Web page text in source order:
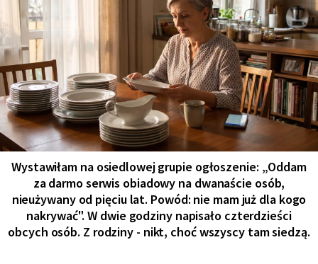
Wystawiłam na osiedlowej grupie ogłoszenie: „Oddam
za darmo serwis obiadowy na dwanaście osób,
nieużywany od pięciu lat. Powód: nie mam już dla kogo
nakrywać". W dwie godziny napisało czterdzieści
obcych osób. Z rodziny - nikt, choć wszyscy tam siedzą.